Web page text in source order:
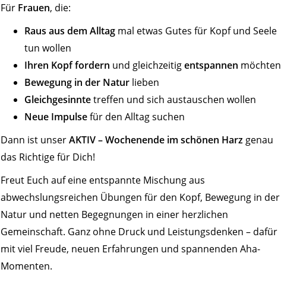
Für Frauen, die:
Raus aus dem Alltag mal etwas Gutes für Kopf und Seele
tun wollen
Ihren Kopf fordern und gleichzeitigentspannen möchten
Bewegung in der Natur lieben
Gleichgesinntetreffen und sich austauschen wollen
Neue Impulsefür den Alltag suchen
Dann ist unserAKTIV – Wochenende im schönen Harz genau
das Richtige für Dich!
Freut Euch auf eine entspannte Mischung aus
abwechslungsreichen Übungen für den Kopf, Bewegung in der
Natur und netten Begegnungen in einer herzlichen
Gemeinschaft. Ganz ohne Druck und Leistungsdenken – dafür
mit viel Freude, neuen Erfahrungen und spannenden Aha-
Momenten.